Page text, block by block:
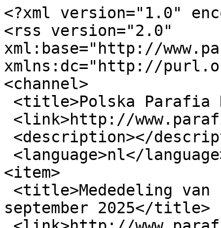
<?xml version="1.0"
<rss version="2.0"
xml:base="http://
xmlns:dc="http://
<channel>
<item>
september 2025</title>